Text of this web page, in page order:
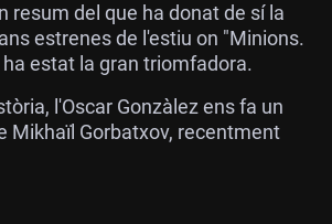
resum del que ha donat de sí la
estrenes de l'estiu on "Minions.
ha estat la gran triomfadora.
l'Oscar Gonzàlez ens fa un
Mikhaïl Gorbatxov, recentment